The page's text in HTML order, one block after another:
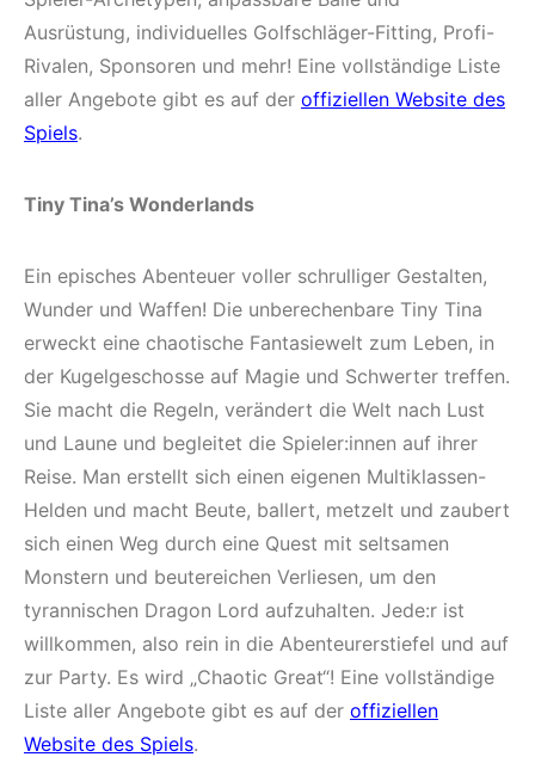
Ausrüstung, individuelles Golfschläger-Fitting, Profi-
Rivalen, Sponsoren und mehr! Eine vollständige Liste
aller Angebote gibt es auf der offiziellen Website des
Spiels.
Tiny Tina’s Wonderlands
Ein episches Abenteuer voller schrulliger Gestalten,
Wunder und Waffen! Die unberechenbare Tiny Tina
erweckt eine chaotische Fantasiewelt zum Leben, in
der Kugelgeschosse auf Magie und Schwerter treffen.
Sie macht die Regeln, verändert die Welt nach Lust
und Laune und begleitet die Spieler:innen auf ihrer
Reise. Man erstellt sich einen eigenen Multiklassen-
Helden und macht Beute, ballert, metzelt und zaubert
sich einen Weg durch eine Quest mit seltsamen
Monstern und beutereichen Verliesen, um den
tyrannischen Dragon Lord aufzuhalten. Jede:r ist
willkommen, also rein in die Abenteurerstiefel und auf
zur Party. Es wird „Chaotic Great“! Eine vollständige
Liste aller Angebote gibt es auf der offiziellen
Website des Spiels.